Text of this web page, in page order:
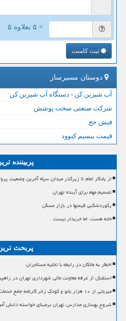
= ۵ بعلاوه ۵
ثبت کامنت
دوستان مسیرساز
آب شیرین کن - دستگاه آب شیرین کن
شرکت صنعتی سخت پوشش
فیش حج
قیمت بیسیم کنوود
پربیننده
از یادگار امام تا زیرگذر میدان سپاه آخرین وضعیت
تصمیم مهم برای آینده تهران
رکوردشکنی قیمتها در بازار مسکن
خانه هست، اما خریدار نیست
پربحث
اخطار به مالکان در رابطه با تخلیه مستأجران
استقبال از غرفه معاونت مالی شهرداری تهران در
میزبانی از ۱۰ هزار بانو و کودک زائر کارنامه جامع خدمات قرارگاه زینبیه
شروع بهسازی مدارس تهران برمبنای خواسته دانش